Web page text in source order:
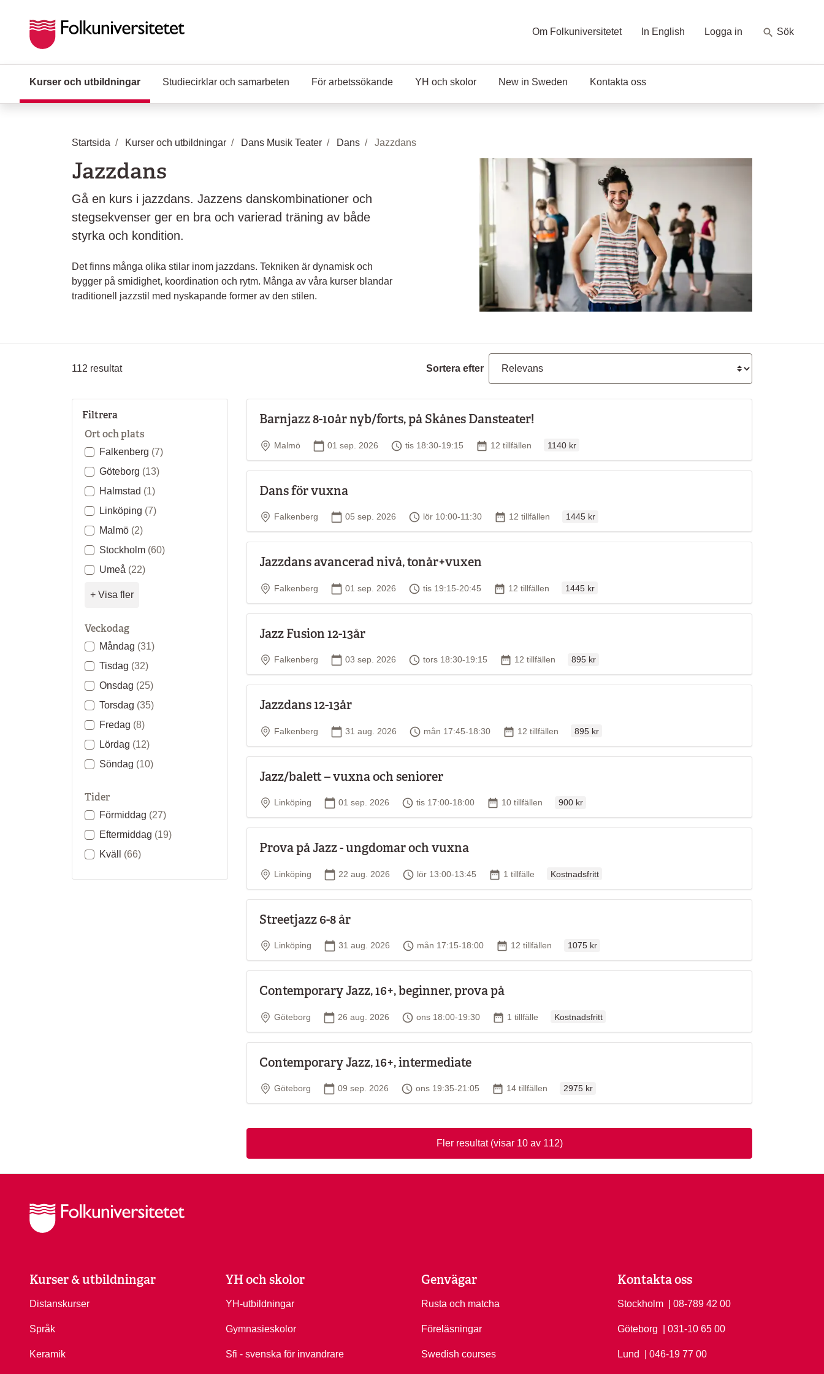
Om Folkuniversitetet In English Logga in Sök
Kurser och utbildningar (Aktuell sida)
Studiecirklar och samarbeten För arbetssökande YH och skolor New in Sweden Kontakta oss
Startsida Kurser och utbildningar Dans Musik Teater Dans Jazzdans
Jazzdans
Gå en kurs i jazzdans. Jazzens danskombinationer och
stegsekvenser ger en bra och varierad träning av både
styrka och kondition.
Det finns många olika stilar inom jazzdans. Tekniken är dynamisk och
bygger på smidighet, koordination och rytm. Många av våra kurser blandar
traditionell jazzstil med nyskapande former av den stilen.
Sortera efter
112 resultat
Filtrera
Ort och plats
Falkenberg (7)
Göteborg (13)
Halmstad (1)
Linköping (7)
Malmö (2)
Stockholm (60)
Umeå (22)
+ Visa fler
Veckodag
Måndag (31)
Tisdag (32)
Onsdag (25)
Torsdag (35)
Fredag (8)
Lördag (12)
Söndag (10)
Tider
Förmiddag (27)
Eftermiddag (19)
Kväll (66)
Barnjazz 8-10år nyb/forts, på Skånes Dansteater!
Plats
Malmö Startdatum
01 sep. 2026 Tid
tis 18:30-19:15 Antal tillfällen
12 tillfällen 1140 kr
Dans för vuxna
Plats
Falkenberg Startdatum
05 sep. 2026 Tid
lör 10:00-11:30 Antal tillfällen
12 tillfällen 1445 kr
Jazzdans avancerad nivå, tonår+vuxen
Plats
Falkenberg Startdatum
01 sep. 2026 Tid
tis 19:15-20:45 Antal tillfällen
12 tillfällen 1445 kr
Jazz Fusion 12-13år
Plats
Falkenberg Startdatum
03 sep. 2026 Tid
tors 18:30-19:15 Antal tillfällen
12 tillfällen 895 kr
Jazzdans 12-13år
Plats
Falkenberg Startdatum
31 aug. 2026 Tid
mån 17:45-18:30 Antal tillfällen
12 tillfällen 895 kr
Jazz/balett – vuxna och seniorer
Plats
Linköping Startdatum
01 sep. 2026 Tid
tis 17:00-18:00 Antal tillfällen
10 tillfällen 900 kr
Prova på Jazz - ungdomar och vuxna
Plats
Linköping Startdatum
22 aug. 2026 Tid
lör 13:00-13:45 Antal tillfällen
1 tillfälle Kostnadsfritt
Streetjazz 6-8 år
Plats
Linköping Startdatum
31 aug. 2026 Tid
mån 17:15-18:00 Antal tillfällen
12 tillfällen 1075 kr
Contemporary Jazz, 16+, beginner, prova på
Plats
Göteborg Startdatum
26 aug. 2026 Tid
ons 18:00-19:30 Antal tillfällen
1 tillfälle Kostnadsfritt
Contemporary Jazz, 16+, intermediate
Plats
Göteborg Startdatum
09 sep. 2026 Tid
ons 19:35-21:05 Antal tillfällen
14 tillfällen 2975 kr
Fler resultat (visar 10 av 112)
Kurser & utbildningar
Distanskurser
Språk
Keramik
YH och skolor
YH-utbildningar
Gymnasieskolor
Sfi - svenska för invandrare
Genvägar
Rusta och matcha
Föreläsningar
Swedish courses
Kontakta oss
Stockholm Ring Stockholm på
| 08-789 42 00
Göteborg Ring Göteborg på
| 031-10 65 00
Lund Ring Lund på
| 046-19 77 00